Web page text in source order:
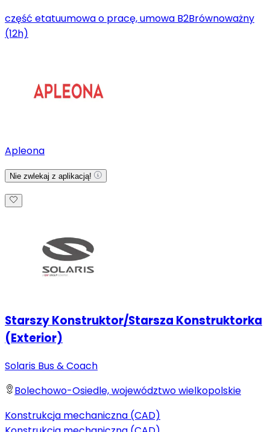
część etatuumowa o pracę, umowa B2Brównoważny
(12h)
Apleona
Nie zwlekaj z aplikacją!
Starszy Konstruktor/Starsza Konstruktorka
(Exterior)
Solaris Bus & Coach
Bolechowo-Osiedle, województwo wielkopolskie
Konstrukcja mechaniczna (CAD)